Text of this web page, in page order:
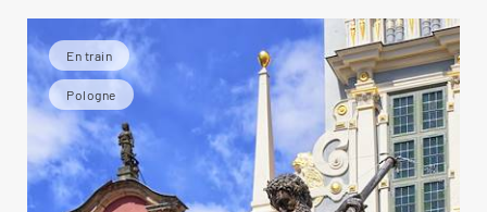
En train
Pologne